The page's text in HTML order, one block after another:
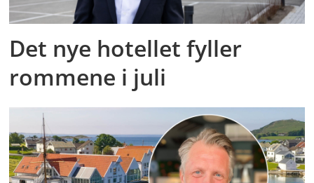
Det nye hotellet fyller
rommene i juli